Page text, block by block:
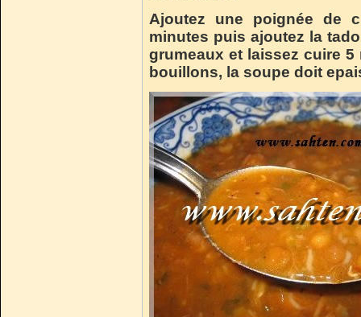
Ajoutez une poignée de
minutes puis ajoutez la
grumeaux et laissez cuire
bouillons, la soupe doit